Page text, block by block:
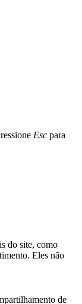
Esc para
do site, como
Eles não
de